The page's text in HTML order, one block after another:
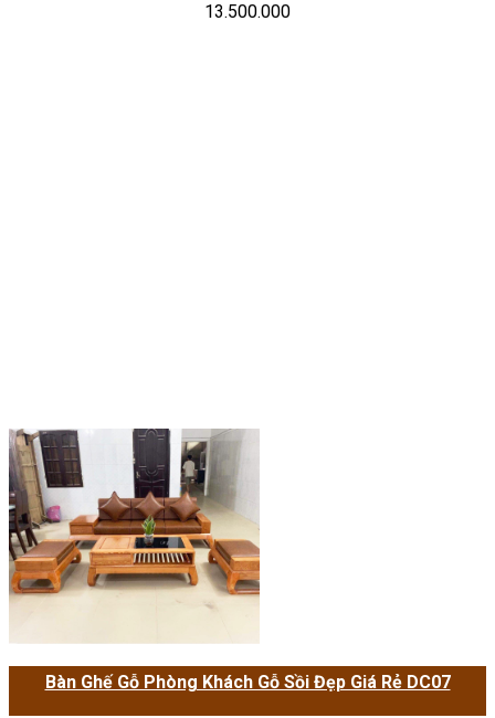
13.500.000
Bàn Ghế Gỗ Phòng Khách Gỗ Sồi Đẹp Giá Rẻ DC07